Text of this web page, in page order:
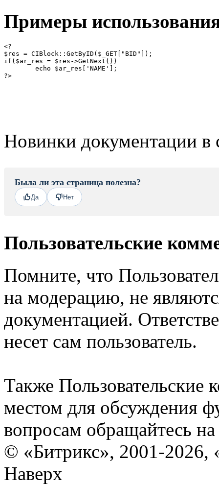
Примеры
<?
$res = CIBlock::GetByID($_GET["BID"]);
if($ar_res = $res->GetNext())
?>
Новинки документации в
Была ли эта страница полезна?
Да Нет
Пользовательские
Помните, что
на модерацию, не
документацией.
несет сам пользователь.
Также Пользовательские
местом для обсуждения
вопросам обращайтесь
© «Битрикс», 2001-2026,
Наверх